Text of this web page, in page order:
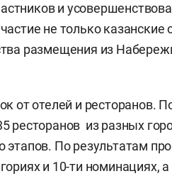
и
не только казанские
размещения из
от отелей и ресторанов.
ресторанов из разных
этапов. По результатам
и 10-ти номинациях,